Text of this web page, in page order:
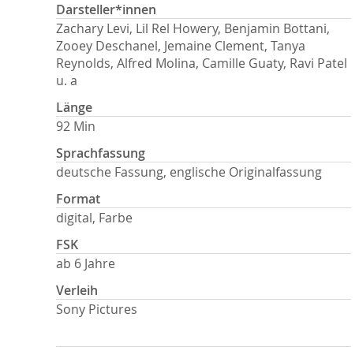
Darsteller*innen
Zachary Levi, Lil Rel Howery, Benjamin Bottani,
Zooey Deschanel, Jemaine Clement, Tanya
Reynolds, Alfred Molina, Camille Guaty, Ravi Patel
u. a
Länge
92 Min
Sprachfassung
deutsche Fassung, englische Originalfassung
Format
digital, Farbe
FSK
ab 6 Jahre
Verleih
Sony Pictures